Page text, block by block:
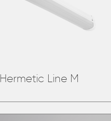
Hermetic Line M